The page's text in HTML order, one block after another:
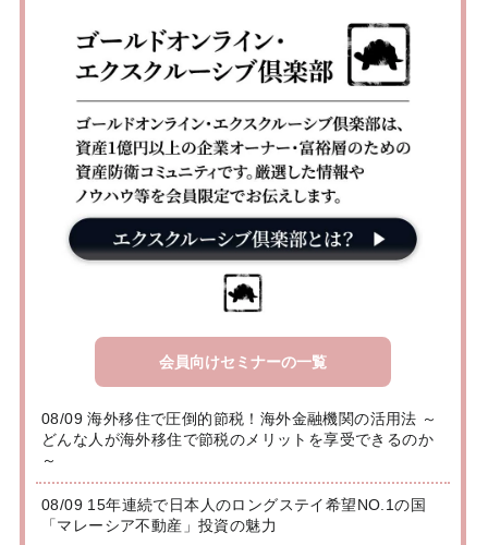
会員向けセミナーの一覧
08/09 海外移住で圧倒的節税！海外金融機関の活用法 ～
どんな人が海外移住で節税のメリットを享受できるのか
～
08/09 15年連続で日本人のロングステイ希望NO.1の国
「マレーシア不動産」投資の魅力